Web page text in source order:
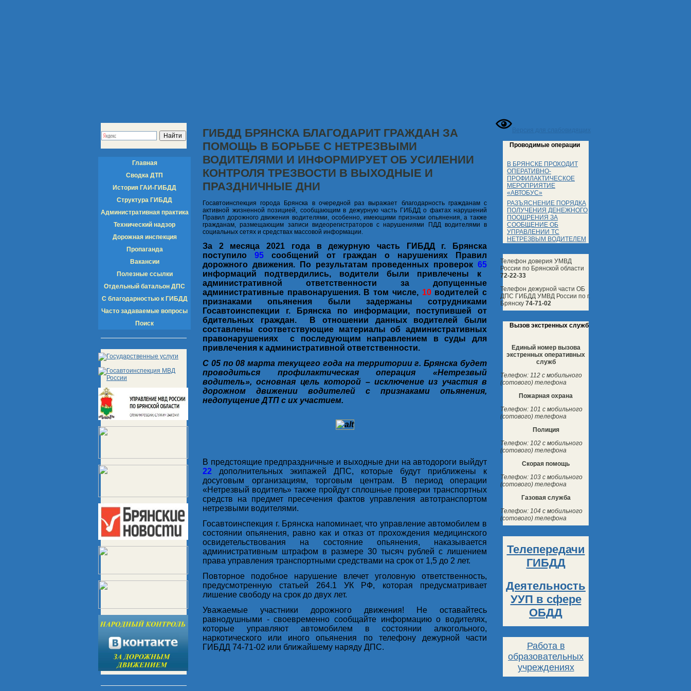
Главная
Сводка ДТП
История ГАИ-ГИБДД
Структура ГИБДД
Административная практика
Технический надзор
Дорожная инспекция
Пропаганда
Вакансии
Полезные ссылки
Отдельный батальон ДПС
С благодарностью к ГИБДД
Часто задаваемые вопросы
Поиск
ГИБДД БРЯНСКА БЛАГОДАРИТ ГРАЖДАН ЗА
ПОМОЩЬ В БОРЬБЕ С НЕТРЕЗВЫМИ
ВОДИТЕЛЯМИ И ИНФОРМИРУЕТ ОБ УСИЛЕНИИ
КОНТРОЛЯ ТРЕЗВОСТИ В ВЫХОДНЫЕ И
ПРАЗДНИЧНЫЕ ДНИ
Госавтоинспекция города Брянска в очередной раз выражает благодарность гражданам с
активной жизненной позицией, сообщающим в дежурную часть ГИБДД о фактах нарушений
Правил дорожного движения водителями, особенно, имеющими признаки опьянения, а также
гражданам, размещающим записи видеорегистраторов с нарушениями ПДД водителями в
социальных сетях и средствах массовой информации.
За 2 месяца 2021 года в дежурную часть ГИБДД г. Брянска
поступило 95сообщений от граждан о нарушениях Правил
дорожного движения. По результатам проведенных проверок 65
информаций подтвердились, водители были привлечены к
административной ответственности за допущенные
административные правонарушения. В том числе, 10водителей с
признаками опьянения были задержаны сотрудниками
Госавтоинспекции г. Брянска по информации, поступившей от
бдительных граждан. В отношении данных водителей были
составлены соответствующие материалы об административных
правонарушениях с последующим направлением в суды для
привлечения к административной ответственности.
С 05 по 08 марта текущего года на территории г. Брянска будет
проводиться профилактическая операция «Нетрезвый
водитель», основная цель которой – исключение из участия в
дорожном движении водителей с признаками опьянения,
недопущение ДТП с их участием.
В предстоящие предпраздничные и выходные дни на автодороги выйдут
22 дополнительных экипажей ДПС, которые будут приближены к
досуговым организациям, торговым центрам. В период операции
«Нетрезвый водитель» также пройдут сплошные проверки транспортных
средств на предмет пресечения фактов управления автотранспортом
нетрезвыми водителями.
Госавтоинспекция г. Брянска напоминает, что управление автомобилем в
состоянии опьянения, равно как и отказ от прохождения медицинского
освидетельствования на состояние опьянения, наказывается
административным штрафом в размере 30 тысяч рублей с лишением
права управления транспортными средствами на срок от 1,5 до 2 лет.
Повторное подобное нарушение влечет уголовную ответственность,
предусмотренную статьей 264.1 УК РФ, которая предусматривает
лишение свободу на срок до двух лет.
Уважаемые участники дорожного движения! Не оставайтесь
равнодушными - своевременно сообщайте информацию о водителях,
которые управляют автомобилем в состоянии алкогольного,
наркотического или иного опьянения по телефону дежурной части
ГИБДД 74-71-02 или ближайшему наряду ДПС.
Проводимые операции
В БРЯНСКЕ ПРОХОДИТ
ОПЕРАТИВНО-
ПРОФИЛАКТИЧЕСКОЕ
МЕРОПРИЯТИЕ
«АВТОБУС»
РАЗЪЯСНЕНИЕ ПОРЯДКА
ПОЛУЧЕНИЯ ДЕНЕЖНОГО
ПООЩРЕНИЯ ЗА
СООБЩЕНИЕ ОБ
УПРАВЛЕНИИ ТС
НЕТРЕЗВЫМ ВОДИТЕЛЕМ
Телефон доверия УМВД
России по Брянской области
72-22-33
Телефон дежурной части ОБ
ДПС ГИБДД УМВД России по г.
Брянску 74-71-02
Вызов экстренных служб
Единый номер вызова
экстренных оперативных
служб
Телефон: 112 с мобильного
(сотового) телефона
Пожарная охрана
Телефон: 101 с мобильного
(сотового) телефона
Полиция
Телефон: 102 с мобильного
(сотового) телефона
Скорая помощь
Телефон: 103 с мобильного
(сотового) телефона
Газовая служба
Телефон: 104 с мобильного
(сотового) телефона
Телепередачи
ГИБДД
Деятельность
УУП в сфере
ОБДД
Работа в
образовательных
учреждениях